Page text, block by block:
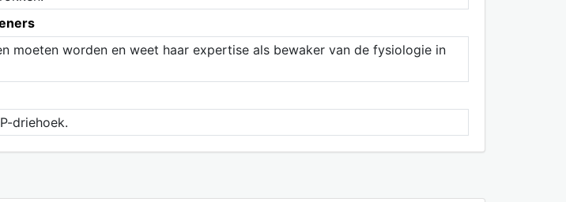
moeten worden en weet haar expertise als bewaker van de fysiologie in
driehoek.